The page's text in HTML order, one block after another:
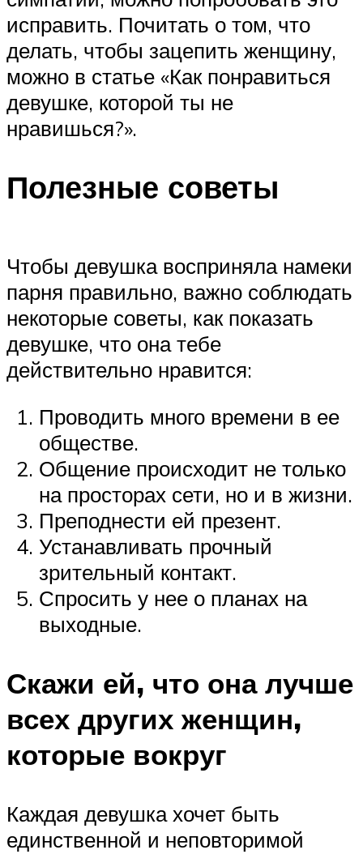
исправить. Почитать о том, что
делать, чтобы зацепить женщину,
можно в статье «Как понравиться
девушке, которой ты не
нравишься?».
Полезные советы
Чтобы девушка восприняла намеки
парня правильно, важно соблюдать
некоторые советы, как показать
девушке, что она тебе
действительно нравится:
Проводить много времени в ее
обществе.
Общение происходит не только
на просторах сети, но и в жизни.
Преподнести ей презент.
Устанавливать прочный
зрительный контакт.
Спросить у нее о планах на
выходные.
Скажи ей, что она лучше
всех других женщин,
которые вокруг
Каждая девушка хочет быть
единственной и неповторимой